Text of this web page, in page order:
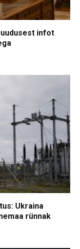
infot
Ukraina
rünnak